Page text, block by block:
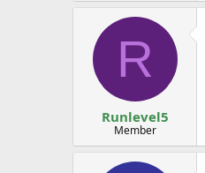
R
Runlevel5
Member